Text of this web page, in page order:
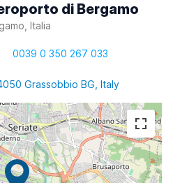
di Bergamo
Italia
0039 0 350 267 033
Grassobbio BG, Italy